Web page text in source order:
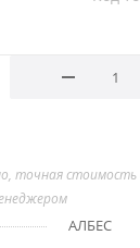
точная стоимость
АЛБЕС